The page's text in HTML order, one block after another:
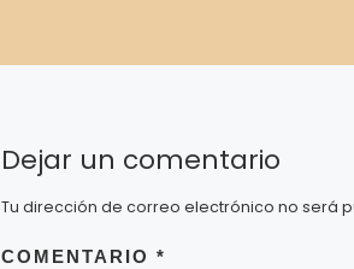
Dejar un comentario
Tu dirección de correo electrónico no será
COMENTARIO *